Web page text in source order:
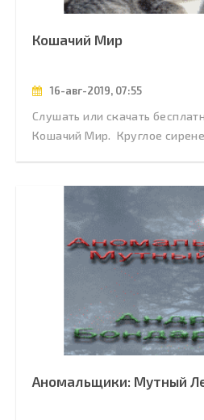
Кошачий Мир
16-авг-2019, 07:55
Слушать или скачать
Кошачий Мир. Круглое
Аномальщики: Мутный